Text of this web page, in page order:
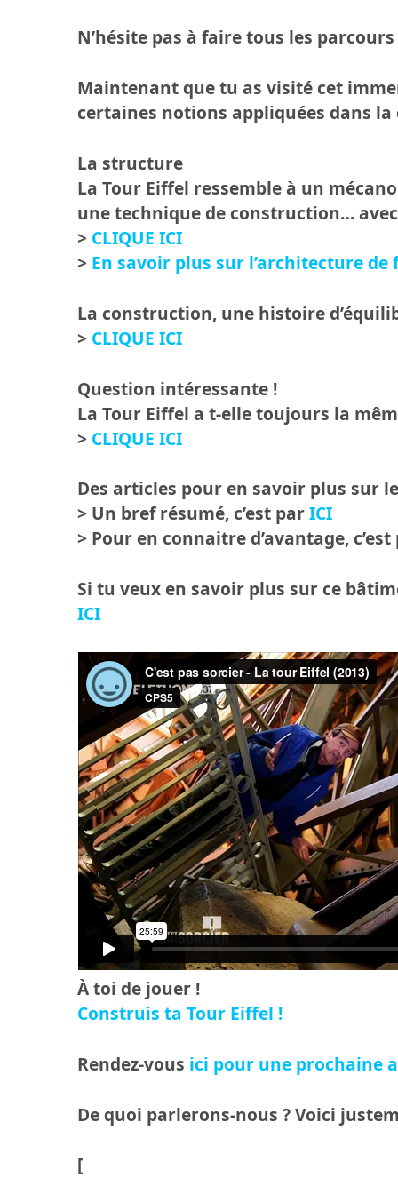
N’hésite pas à faire tous les
Maintenant que tu as visité cet
certaines notions appliquées dans
La structure
La Tour Eiffel ressemble à un
une technique de construction…
> CLIQUE ICI
> En savoir plus sur l’architecture de
La construction, une histoire
> CLIQUE ICI
Question intéressante !
La Tour Eiffel a t-elle toujours la
> CLIQUE ICI
Des articles pour en savoir plus sur
> Un bref résumé, c’est parICI
> Pour en connaitre d’avantage,
Si tu veux en savoir plus sur ce
ICI
À toi de jouer !
Construis ta Tour Eiffel !
Rendez-vous ici pour une prochaine
De quoi parlerons-nous ? Voici
[